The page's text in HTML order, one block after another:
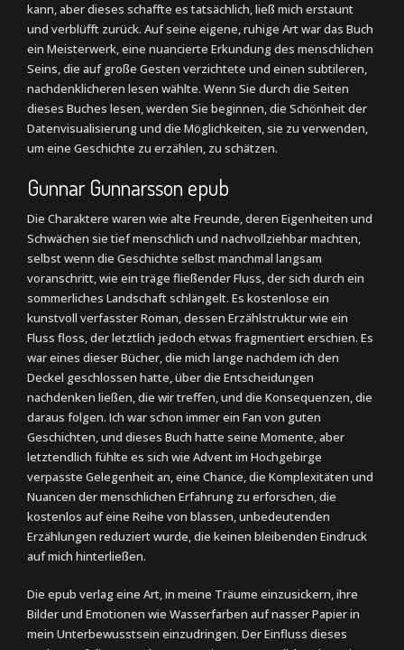
kann, aber dieses schaffte es tatsächlich, ließ mich erstaunt
und verblüfft zurück. Auf seine eigene, ruhige Art war das Buch
ein Meisterwerk, eine nuancierte Erkundung des menschlichen
Seins, die auf große Gesten verzichtete und einen subtileren,
nachdenklicheren lesen wählte. Wenn Sie durch die Seiten
dieses Buches lesen, werden Sie beginnen, die Schönheit der
Datenvisualisierung und die Möglichkeiten, sie zu verwenden,
um eine Geschichte zu erzählen, zu schätzen.
Gunnar Gunnarsson epub
Die Charaktere waren wie alte Freunde, deren Eigenheiten und
Schwächen sie tief menschlich und nachvollziehbar machten,
selbst wenn die Geschichte selbst manchmal langsam
voranschritt, wie ein träge fließender Fluss, der sich durch ein
sommerliches Landschaft schlängelt. Es kostenlose ein
kunstvoll verfasster Roman, dessen Erzählstruktur wie ein
Fluss floss, der letztlich jedoch etwas fragmentiert erschien. Es
war eines dieser Bücher, die mich lange nachdem ich den
Deckel geschlossen hatte, über die Entscheidungen
nachdenken ließen, die wir treffen, und die Konsequenzen, die
daraus folgen. Ich war schon immer ein Fan von guten
Geschichten, und dieses Buch hatte seine Momente, aber
letztendlich fühlte es sich wie Advent im Hochgebirge
verpasste Gelegenheit an, eine Chance, die Komplexitäten und
Nuancen der menschlichen Erfahrung zu erforschen, die
kostenlos auf eine Reihe von blassen, unbedeutenden
Erzählungen reduziert wurde, die keinen bleibenden Eindruck
auf mich hinterließen.
Die epub verlag eine Art, in meine Träume einzusickern, ihre
Bilder und Emotionen wie Wasserfarben auf nasser Papier in
mein Unterbewusstsein einzudringen. Der Einfluss dieses